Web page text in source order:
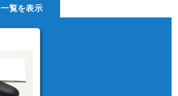
一覧を表示